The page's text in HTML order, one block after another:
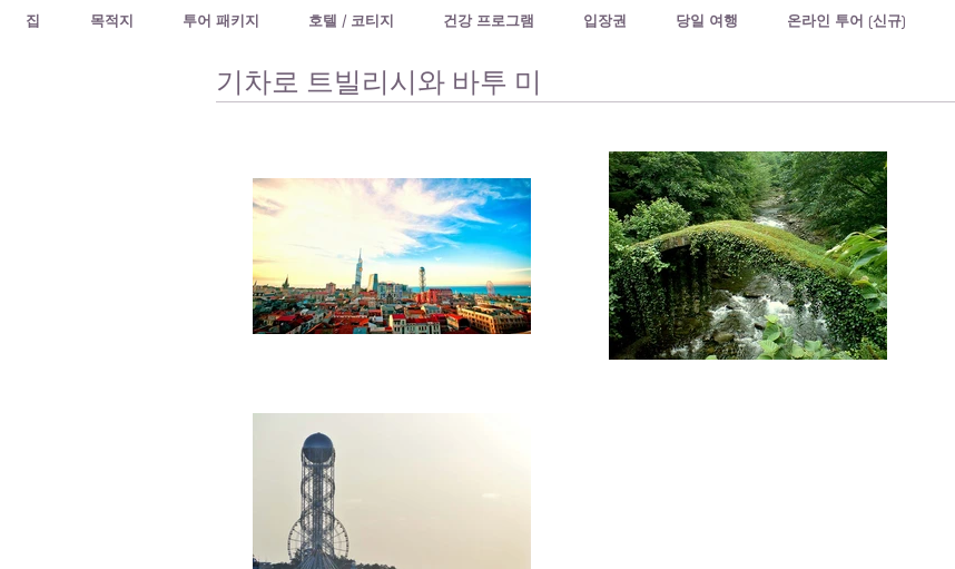
집 목적지 투어 패키지 호텔 / 코티지 건강 프로그램 입장권 당일 여행 온라인 투어 (신규)
기차로 트빌리시와 바투 미